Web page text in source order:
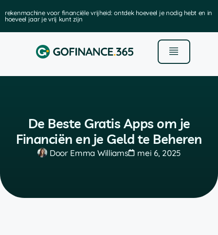
rekenmachine voor financiële vrijheid: ontdek hoeveel je nodig hebt en in
hoeveel jaar je vrij kunt zijn
De Beste Gratis Apps om je
Financiën en je Geld te Beheren
DoorEmma Williams mei 6, 2025